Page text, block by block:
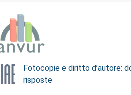
Fotocopie e diritto d’autore:
risposte